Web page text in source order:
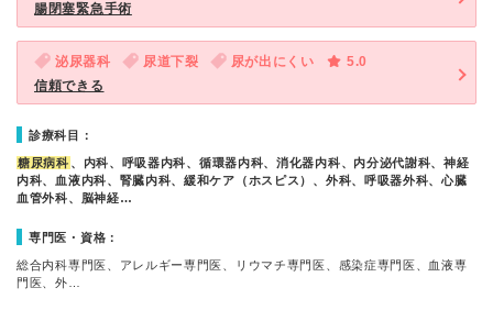
腸閉塞緊急手術
泌尿器科 尿道下裂 尿が出にくい
5.0
信頼できる
診療科目：
糖尿病科 、内科、呼吸器内科、循環器内科、消化器内科、内分泌代謝科、神経
内科、血液内科、腎臓内科、緩和ケア（ホスピス）、外科、呼吸器外科、心臓
血管外科、脳神経…
専門医・資格：
総合内科専門医、アレルギー専門医、リウマチ専門医、感染症専門医、血液専
門医、外…